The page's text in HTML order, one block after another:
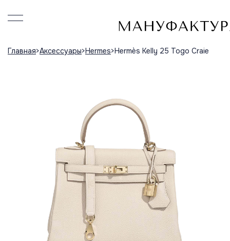
Главная Аксессуары Hermes Hermès Kelly 25 Togo Craie